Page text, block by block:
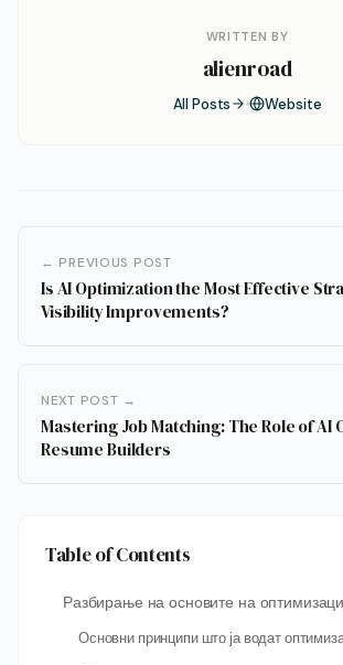
WRITTEN BY
alienroad
All Posts Website
← PREVIOUS POST
Is AI Optimization the Most Effective
Visibility Improvements?
NEXT POST →
Mastering Job Matching: The Role of AI
Resume Builders
Table of Contents
Разбирање на основите на
Основни принципи што ја водат